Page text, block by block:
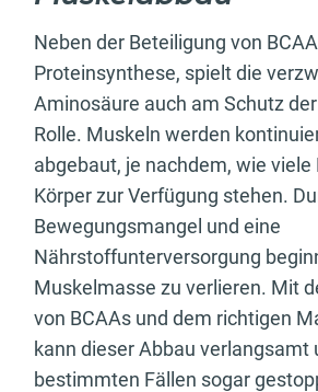
Neben der Beteiligung von
Proteinsynthese, spielt die
Aminosäure auch am Schutz
Rolle. Muskeln werden
abgebaut, je nachdem, wie viele
Körper zur Verfügung stehen.
Bewegungsmangel und eine
Nährstoffunterversorgung
Muskelmasse zu verlieren. Mit
von BCAAs und dem richtigen
kann dieser Abbau verlangsamt
bestimmten Fällen sogar